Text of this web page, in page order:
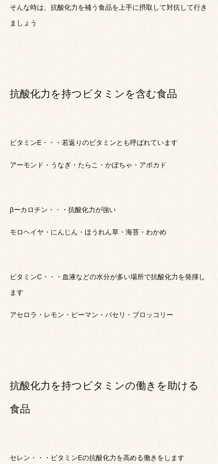
そんな時は、抗酸化力を補う食品を上手に摂取して対抗して行き
ましょう
抗酸化力を持つビタミンを含む食品
ビタミンE・・・若返りのビタミンとも呼ばれています
アーモンド・うなぎ・たらこ・かぼちゃ・アボカド
βーカロチン・・・抗酸化力が強い
モロヘイヤ・にんじん・ほうれん草・海苔・わかめ
ビタミンC・・・血液などの水分が多い場所で抗酸化力を発揮し
ます
アセロラ・レモン・ピーマン・パセリ・ブロッコリー
抗酸化力を持つビタミンの働きを助ける
食品
セレン・・・ビタミンEの抗酸化力を高める働きをします